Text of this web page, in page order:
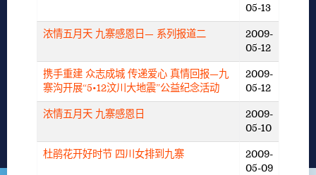
05-13
浓情五月天 九寨感恩日— 系列报道二
2009-
05-12
携手重建 众志成城 传递爱心 真情回报—九
寨沟开展“5•12汶川大地震”公益纪念活动
2009-
05-12
浓情五月天 九寨感恩日
2009-
05-10
杜鹃花开好时节 四川女排到九寨
2009-
05-09